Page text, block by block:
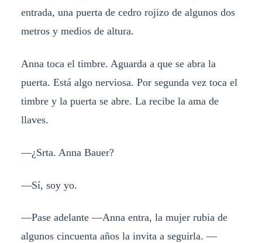
entrada, una puerta de cedro rojizo de algunos dos
metros y medios de altura.
Anna toca el timbre. Aguarda a que se abra la
puerta. Está algo nerviosa. Por segunda vez toca el
timbre y la puerta se abre. La recibe la ama de
llaves.
—¿Srta. Anna Bauer?
—Sí, soy yo.
—Pase adelante —Anna entra, la mujer rubia de
algunos cincuenta años la invita a seguirla. —